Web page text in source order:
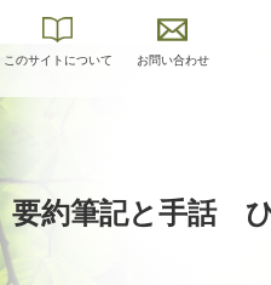
このサイトについて お問い合わせ
要約筆記と手話